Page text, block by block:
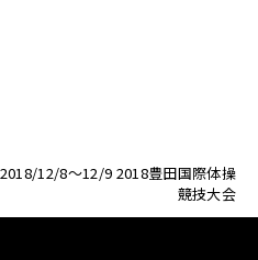
2018/12/8～12/9 2018豊田国際体操
競技大会